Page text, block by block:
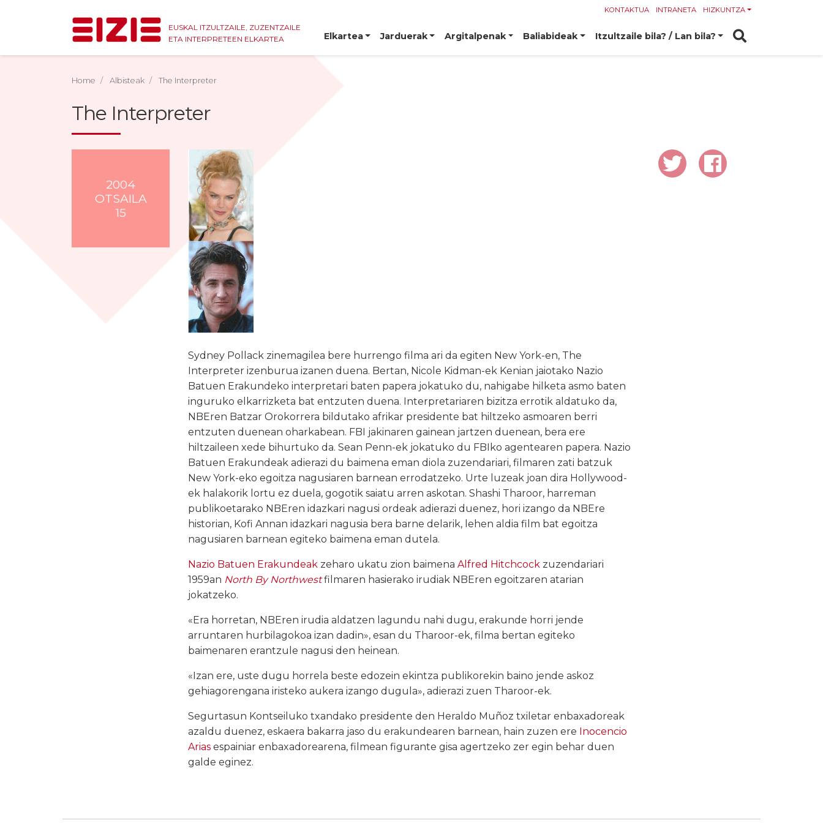
EUSKAL ITZULTZAILE, ZUZENTZAILE
ETA INTERPRETEEN ELKARTEA
KONTAKTUA INTRANETA HIZKUNTZA
Elkartea Jarduerak Argitalpenak Baliabideak Itzultzaile bila? / Lan bila?
Home Albisteak The Interpreter
The Interpreter
2004
OTSAILA
15
Sydney Pollack zinemagilea bere hurrengo filma ari da egiten New York-en, The
Interpreter izenburua izanen duena. Bertan, Nicole Kidman-ek Kenian jaiotako Nazio
Batuen Erakundeko interpretari baten papera jokatuko du, nahigabe hilketa asmo baten
inguruko elkarrizketa bat entzuten duena. Interpretariaren bizitza errotik aldatuko da,
NBEren Batzar Orokorrera bildutako afrikar presidente bat hiltzeko asmoaren berri
entzuten duenean oharkabean. FBI jakinaren gainean jartzen duenean, bera ere
hiltzaileen xede bihurtuko da. Sean Penn-ek jokatuko du FBIko agentearen papera. Nazio
Batuen Erakundeak adierazi du baimena eman diola zuzendariari, filmaren zati batzuk
New York-eko egoitza nagusiaren barnean errodatzeko. Urte luzeak joan dira Hollywood-
ek halakorik lortu ez duela, gogotik saiatu arren askotan. Shashi Tharoor, harreman
publikoetarako NBEren idazkari nagusi ordeak adierazi duenez, hori izango da NBEre
historian, Kofi Annan idazkari nagusia bera barne delarik, lehen aldia film bat egoitza
nagusiaren barnean egiteko baimena eman dutela.
Nazio Batuen Erakundeak zeharo ukatu zion baimena Alfred Hitchcock zuzendariari
1959an North By Northwestfilmaren hasierako irudiak NBEren egoitzaren atarian
jokatzeko.
«Era horretan, NBEren irudia aldatzen lagundu nahi dugu, erakunde horri jende
arruntaren hurbilagokoa izan dadin», esan du Tharoor-ek, filma bertan egiteko
baimenaren erantzule nagusi den heinean.
«Izan ere, uste dugu horrela beste edozein ekintza publikorekin baino jende askoz
gehiagorengana iristeko aukera izango dugula», adierazi zuen Tharoor-ek.
Segurtasun Kontseiluko txandako presidente den Heraldo Muñoz txiletar enbaxadoreak
azaldu duenez, eskaera bakarra jaso du erakundearen barnean, hain zuzen ere Inocencio
Arias espainiar enbaxadorearena, filmean figurante gisa agertzeko zer egin behar duen
galde eginez.